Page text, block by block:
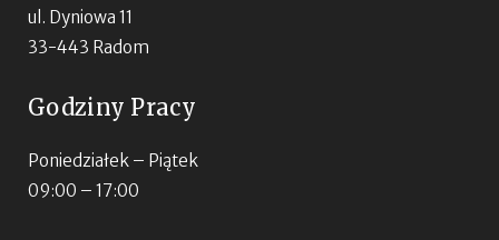
ul. Dyniowa 11
33-443 Radom
Godziny Pracy
Poniedziałek – Piątek
09:00 – 17:00